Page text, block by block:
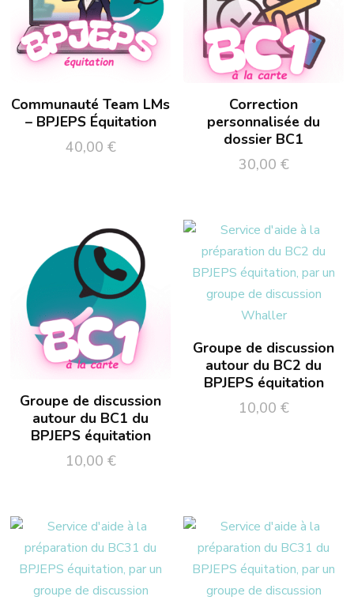
Communauté Team LMs
– BPJEPS Équitation
40,00 €
Correction
personnalisée du
dossier BC1
30,00 €
Groupe de discussion
autour du BC1 du
BPJEPS équitation
10,00 €
Groupe de discussion
autour du BC2 du
BPJEPS équitation
10,00 €